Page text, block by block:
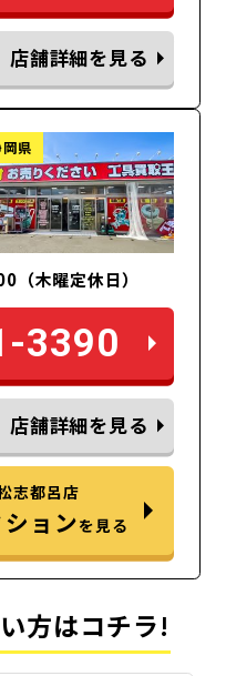
店舗詳細を見る
県
（木曜定休日）
3390
店舗詳細を見る
志都呂店
ョンを見る
方はコチラ!